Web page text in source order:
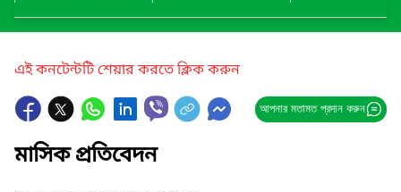
এই কনটেন্টটি শেয়ার করতে ক্লিক করুন
আপনার মতামত প্রদান করুন
মাসিক প্রতিবেদন